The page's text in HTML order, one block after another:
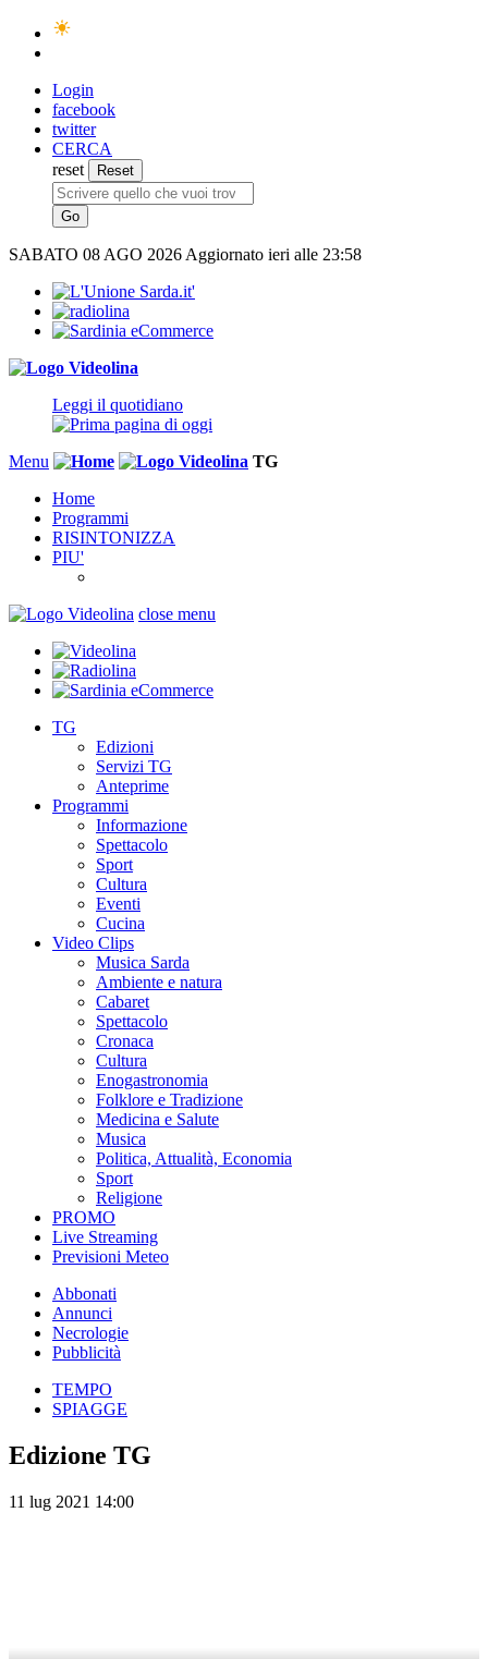
Login
facebook
twitter
CERCA
reset
SABATO 08 AGO 2026 Aggiornato ieri alle 23:58
Leggi il quotidiano
Menu
TG
Home
Programmi
RISINTONIZZA
PIU'
close menu
TG
Edizioni
Servizi TG
Anteprime
Programmi
Informazione
Spettacolo
Sport
Cultura
Eventi
Cucina
Video Clips
Musica Sarda
Ambiente e natura
Cabaret
Spettacolo
Cronaca
Cultura
Enogastronomia
Folklore e Tradizione
Medicina e Salute
Musica
Politica, Attualità, Economia
Sport
Religione
PROMO
Live Streaming
Previsioni Meteo
Abbonati
Annunci
Necrologie
Pubblicità
TEMPO
SPIAGGE
Edizione TG
11 lug 2021 14:00